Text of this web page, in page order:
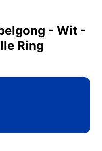
- Wit -
Ring